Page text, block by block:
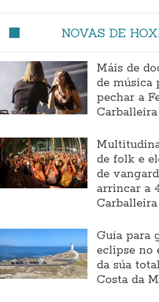
NOVAS DE
Máis de
de música
pechar a
Carballeira
de folk e
de
arrincar a
Carballeira
Guía para
eclipse no
da súa
Costa da